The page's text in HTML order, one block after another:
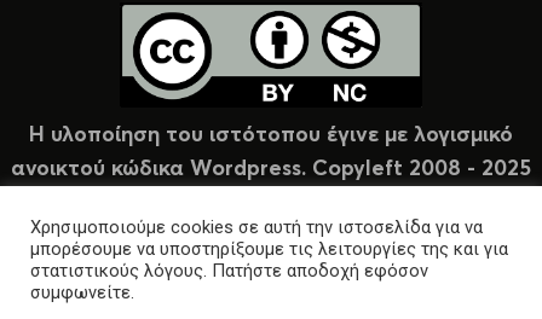
Η υλοποίηση του ιστότοπου έγινε με λογισμικό
ανοικτού κώδικα Wordpress. Copyleft 2008 - 2025
Χρησιμοποιούμε cookies σε αυτή την ιστοσελίδα για να
μπορέσουμε να υποστηρίξουμε τις λειτουργίες της και για
στατιστικούς λόγους. Πατήστε αποδοχή εφόσον
συμφωνείτε.